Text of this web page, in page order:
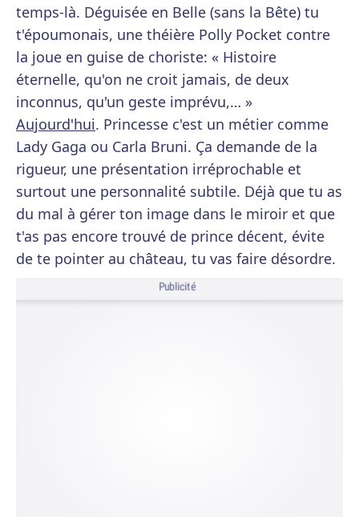
temps-là. Déguisée en Belle (sans la Bête) tu
t'époumonais, une théière Polly Pocket contre
la joue en guise de choriste: « Histoire
éternelle, qu'on ne croit jamais, de deux
inconnus, qu'un geste imprévu,… »
Aujourd'hui. Princesse c'est un métier comme
Lady Gaga ou Carla Bruni. Ça demande de la
rigueur, une présentation irréprochable et
surtout une personnalité subtile. Déjà que tu as
du mal à gérer ton image dans le miroir et que
t'as pas encore trouvé de prince décent, évite
de te pointer au château, tu vas faire désordre.
Publicité